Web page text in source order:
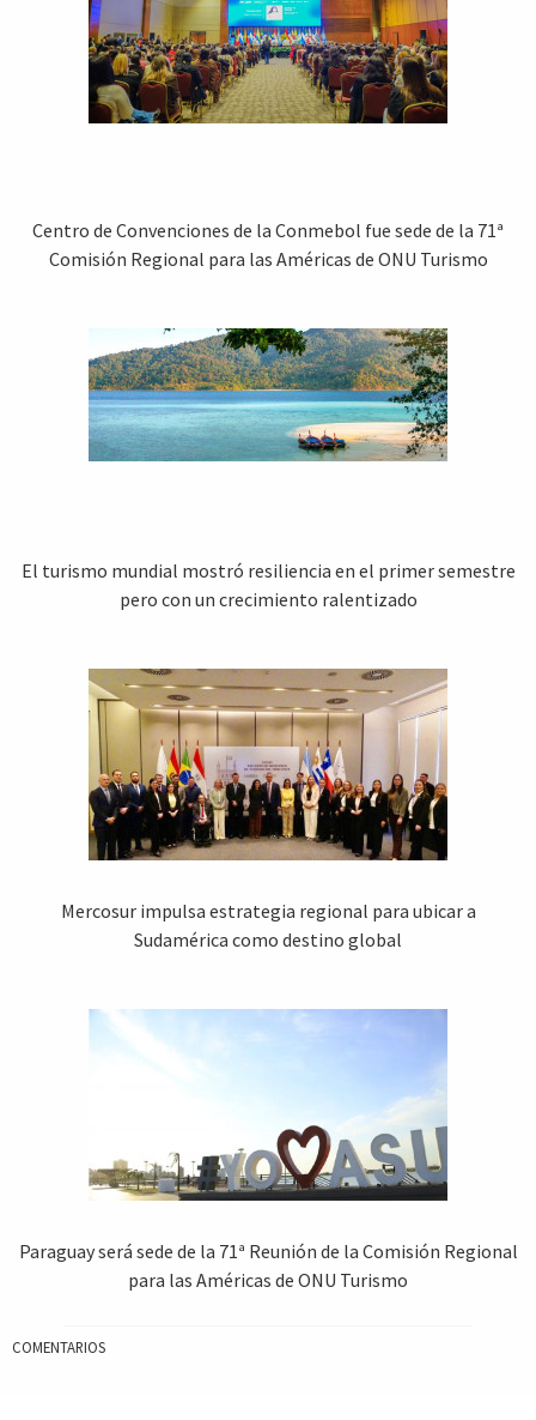
Centro de Convenciones de la Conmebol fue sede de la 71ª
Comisión Regional para las Américas de ONU Turismo
El turismo mundial mostró resiliencia en el primer semestre
pero con un crecimiento ralentizado
Mercosur impulsa estrategia regional para ubicar a
Sudamérica como destino global
Paraguay será sede de la 71ª Reunión de la Comisión Regional
para las Américas de ONU Turismo
COMENTARIOS